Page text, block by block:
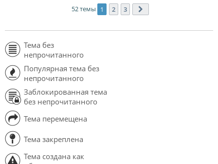
52 темы 1 2 3
Тема без
непрочитанного
Популярная тема без
непрочитанного
Заблокированная тема
без непрочитанного
Тема перемещена
Тема закреплена
Тема создана как